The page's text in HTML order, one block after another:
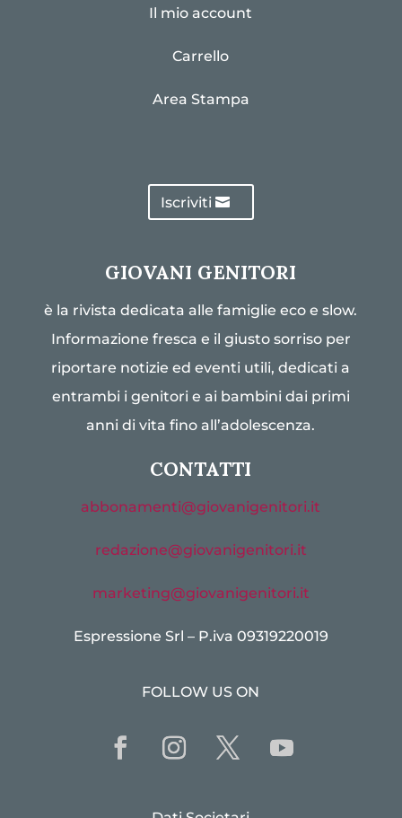
Il mio account
Carrello
Area Stampa
Iscriviti
GIOVANI GENITORI
è la rivista dedicata alle famiglie eco e slow.
Informazione fresca e il giusto sorriso per
riportare notizie ed eventi utili, dedicati a
entrambi i genitori e ai bambini dai primi
anni di vita fino all’adolescenza.
CONTATTI
abbonamenti@giovanigenitori.it
redazione@giovanigenitori.it
marketing@giovanigenitori.it
Espressione Srl – P.iva 09319220019
FOLLOW US ON